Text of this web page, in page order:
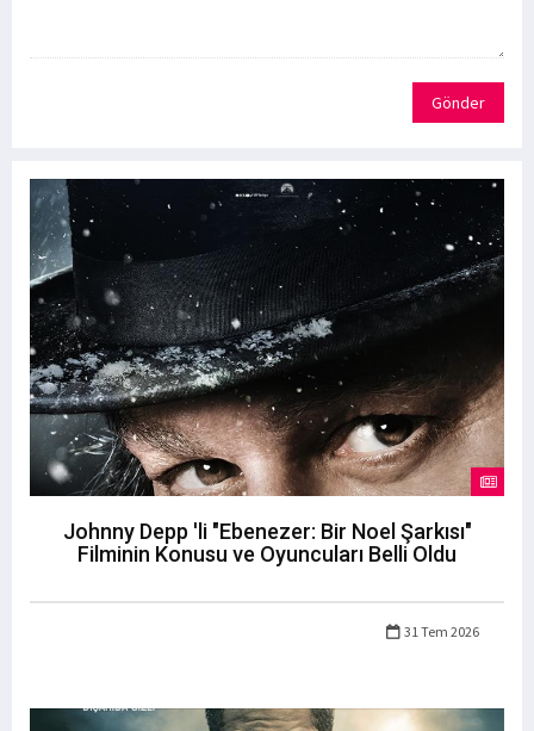
Gönder
Johnny Depp 'li "Ebenezer: Bir Noel Şarkısı"
Filminin Konusu ve Oyuncuları Belli Oldu
31 Tem 2026